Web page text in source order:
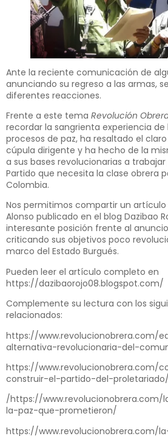
Ante la reciente comunicación de
anunciando su regreso a las armas,
diferentes reacciones.
Frente a este tema Revolución
recordar la sangrienta experiencia de
procesos de paz, ha resaltado el
cúpula dirigente y ha hecho de la
a sus bases revolucionarias a
Partido que necesita la clase obrera
Colombia.
Nos permitimos compartir un
Alonso publicado en el blog Dazibao
interesante posición frente al anuncio
criticando sus objetivos poco
marco del Estado Burgués.
Pueden leer el artículo completo en
https://dazibaorojo08.blogspot.com/
Complemente su lectura con los
relacionados:
https://www.revolucionobrera.com/
alternativa-revolucionaria-del-
https://www.revolucionobrera.com/
construir-el-partido-del-proletariado/
/https://
la-paz-que-prometieron/
https://www.revolucionobrera.com/